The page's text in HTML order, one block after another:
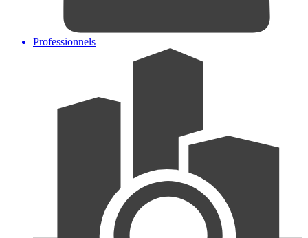
Professionnels